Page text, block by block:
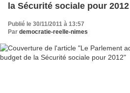
la Sécurité sociale pour 2012
Publié le 30/11/2011 à 13:57
Par democratie-reelle-nimes